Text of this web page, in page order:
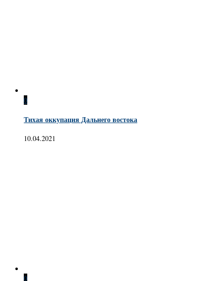
0
Тихая оккупация Дальнего востока
10.04.2021
0